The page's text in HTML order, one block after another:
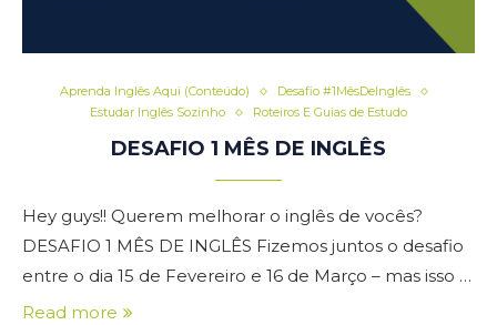
Aprenda Inglês Aqui (Conteúdo)
Desafio #1MêsDeInglês
Estudar Inglês Sozinho
Roteiros E Guias de Estudo
DESAFIO 1 MÊS DE INGLÊS
Hey guys!! Querem melhorar o inglês de vocês?
DESAFIO 1 MÊS DE INGLÊS Fizemos juntos o desafio
entre o dia 15 de Fevereiro e 16 de Março – mas isso …
Read more